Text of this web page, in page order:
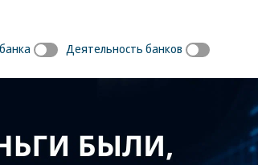
Деятельность банков